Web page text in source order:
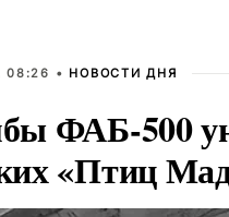
08:26 • НОВОСТИ ДНЯ
ФАБ-500
«Птиц